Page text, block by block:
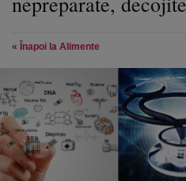
« Înapoi la Alimente